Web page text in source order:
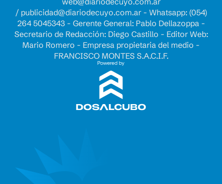
/ publicidad@diariodecuyo.com.ar- Whatsapp: (054)
264 5045343 - Gerente General: Pablo Dellazoppa -
Secretario de Redacción: Diego Castillo - Editor Web:
Mario Romero - Empresa propietaria del medio -
FRANCISCO MONTES S.A.C.I.F.